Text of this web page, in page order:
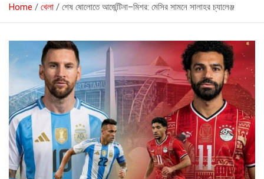
Home খেলা শেষ ষোলোতে আর্জেন্টিনা–মিশর: মেসির সামনে সালাহর চ্যালেঞ্জ